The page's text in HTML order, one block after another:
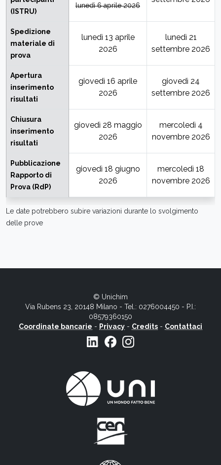
(ISTRU)
lunedì 6 aprile 2026
Spedizione
materiale di
prova
lunedì 13 aprile
2026
lunedì 21
settembre 2026
Apertura
inserimento
risultati
giovedì 16 aprile
2026
giovedì 24
settembre 2026
Chiusura
inserimento
risultati
giovedì 28 maggio
2026
mercoledì 4
novembre 2026
Pubblicazione
Rapporto di
Prova (RdP)
giovedì 18 giugno
2026
mercoledì 18
novembre 2026
Le date potrebbero subire variazioni durante lo svolgimento
delle prove
© Unichim
Via Rubens 23, 20148 Milano - Tel.: 0276004450 - P.I.:
08579360150
Coordinate bancarie - Privacy - Credits - Contattaci